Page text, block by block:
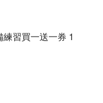
練習買一送一券 1